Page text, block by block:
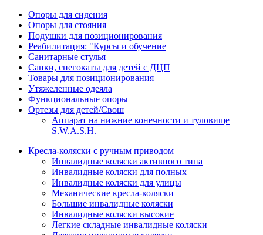
Опоры для сидения
Опоры для стояния
Подушки для позиционирования
Реабилитация: "Курсы и обучение
Санитарные стулья
Санки, снегокаты для детей с ДЦП
Товары для позиционирования
Утяжеленные одеяла
Функциональные опоры
Ортезы для детей/Свош
Аппарат на нижние конечности и туловище
S.W.A.S.H.
Кресла-коляски с ручным приводом
Инвалидные коляски активного типа
Инвалидные коляски для полных
Инвалидные коляски для улицы
Механические кресла-коляски
Большие инвалидные коляски
Инвалидные коляски высокие
Легкие складные инвалидные коляски